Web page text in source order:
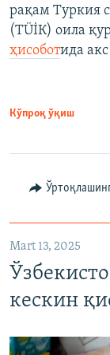
рақам Туркия
(ТÜİК) оила
ҳисоботида акс
Кўпроқ ўқиш
Mart 13, 2025
кескин